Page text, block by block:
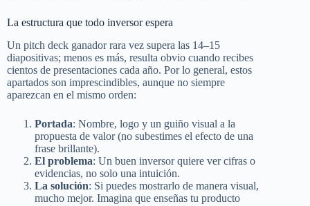
La estructura que todo inversor espera
Un pitch deck ganador rara vez supera las 14–15
diapositivas; menos es más, resulta obvio cuando recibes
cientos de presentaciones cada año. Por lo general, estos
apartados son imprescindibles, aunque no siempre
aparezcan en el mismo orden:
Portada: Nombre, logo y un guiño visual a la
propuesta de valor (no subestimes el efecto de una
frase brillante).
El problema: Un buen inversor quiere ver cifras o
evidencias, no solo una intuición.
La solución: Si puedes mostrarlo de manera visual,
mucho mejor. Imagina que enseñas tu producto